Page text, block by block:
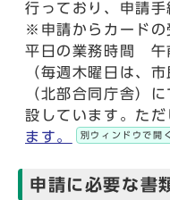
行っており、申請
※申請からカードの
平日の業務時間 午
（毎週木曜日は、
（北部合同庁舎）
設しています。ただ
ます。
別ウィンドウで開く
申請に必要な書